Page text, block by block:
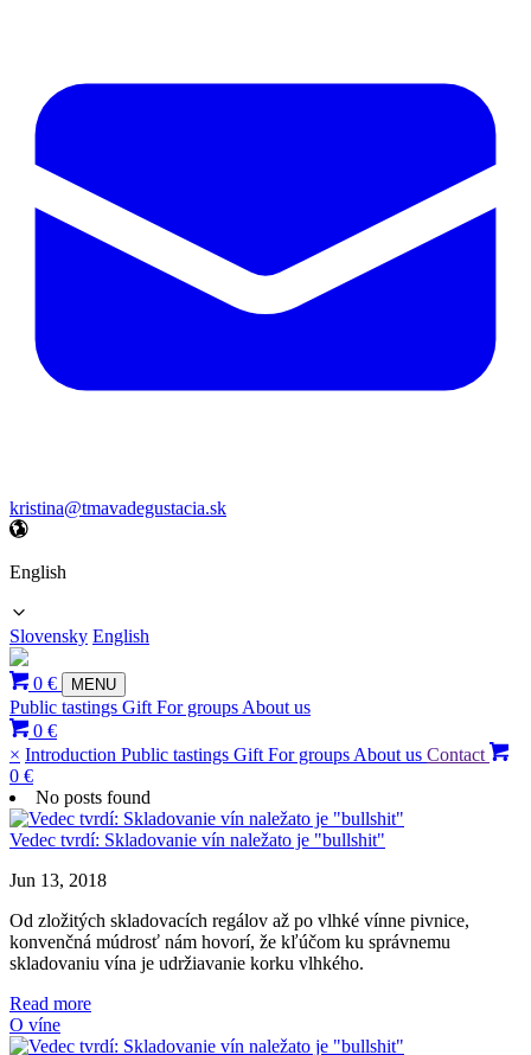
kristina@tmavadegustacia.sk
English
Slovensky English
0 € MENU
Public tastings Gift For groups About us
0 €
× Introduction Public tastings Gift For groups About us Contact
0 €
No posts found
Vedec tvrdí: Skladovanie vín naležato je "bullshit"
Jun 13, 2018
Od zložitých skladovacích regálov až po vlhké vínne pivnice,
konvenčná múdrosť nám hovorí, že kľúčom ku správnemu
skladovaniu vína je udržiavanie korku vlhkého.
Read more
O víne